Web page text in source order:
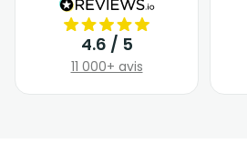
4.6 / 5
11 000+ avis